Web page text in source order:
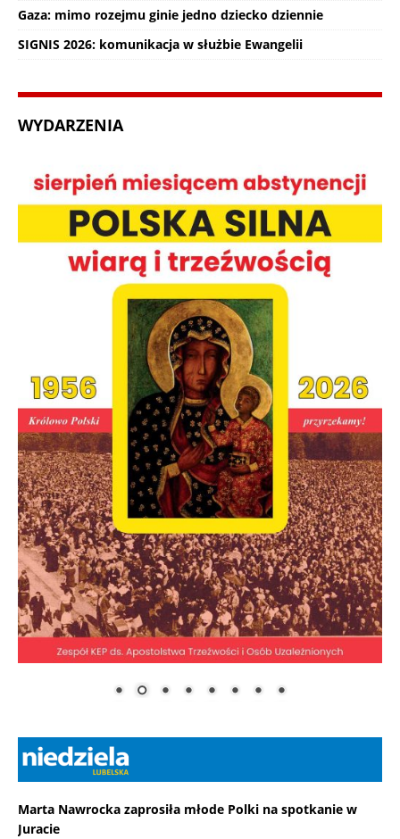
Gaza: mimo rozejmu ginie jedno dziecko dziennie
SIGNIS 2026: komunikacja w służbie Ewangelii
WYDARZENIA
Marta Nawrocka zaprosiła młode Polki na spotkanie w
Juracie